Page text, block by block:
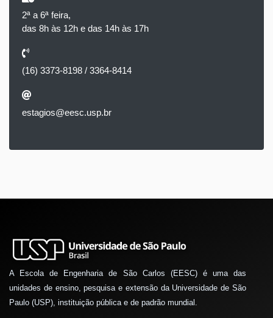
2ª a 6ª feira,
das 8h às 12h e das 14h às 17h
(16) 3373-8198 / 3364-8414
estagios@eesc.usp.br
A Escola de Engenharia de São Carlos (EESC) é uma das
unidades de ensino, pesquisa e extensão da Universidade de São
Paulo (USP), instituição pública e de padrão mundial.